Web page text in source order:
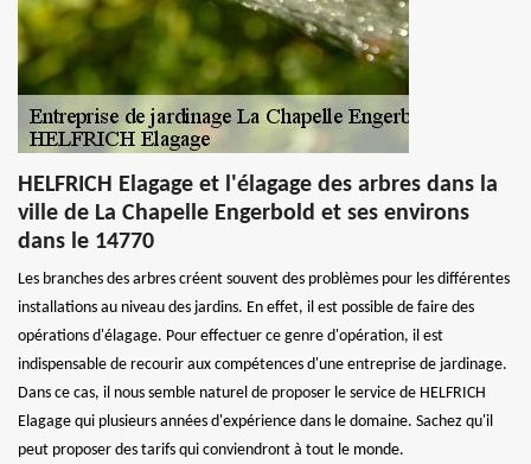
HELFRICH Elagage et l'élagage des arbres dans la
ville de La Chapelle Engerbold et ses environs
dans le 14770
Les branches des arbres créent souvent des problèmes pour les différentes
installations au niveau des jardins. En effet, il est possible de faire des
opérations d'élagage. Pour effectuer ce genre d'opération, il est
indispensable de recourir aux compétences d'une entreprise de jardinage.
Dans ce cas, il nous semble naturel de proposer le service de HELFRICH
Elagage qui plusieurs années d'expérience dans le domaine. Sachez qu'il
peut proposer des tarifs qui conviendront à tout le monde.